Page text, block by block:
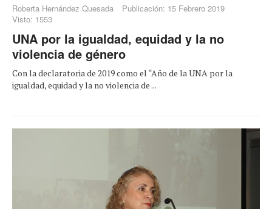
Roberta Hernández Quesada
Publicación: 15 Febrero 2019
Visto: 1553
UNA por la igualdad, equidad y la no
violencia de género
Con la declaratoria de 2019 como el “Año de la UNA por la
igualdad, equidad y la no violencia de ...